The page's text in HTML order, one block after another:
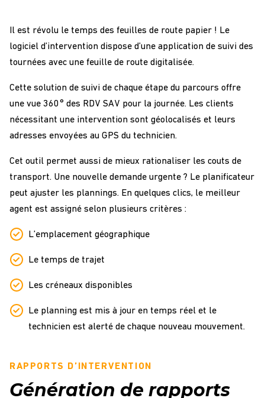
Il est révolu le temps des feuilles de route papier ! Le
logiciel d’intervention dispose d’une application de suivi des
tournées avec une feuille de route digitalisée.
Cette solution de suivi de chaque étape du parcours offre
une vue 360° des RDV SAV pour la journée. Les clients
nécessitant une intervention sont géolocalisés et leurs
adresses envoyées au GPS du technicien.
Cet outil permet aussi de mieux rationaliser les couts de
transport. Une nouvelle demande urgente ? Le planificateur
peut ajuster les plannings. En quelques clics, le meilleur
agent est assigné selon plusieurs critères :
L’emplacement géographique
Le temps de trajet
Les créneaux disponibles
Le planning est mis à jour en temps réel et le
technicien est alerté de chaque nouveau mouvement.
RAPPORTS D’INTERVENTION
Génération de rapports